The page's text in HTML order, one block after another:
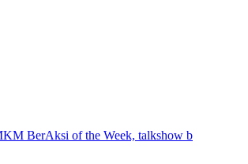
BerAksi of the Week, talkshow b